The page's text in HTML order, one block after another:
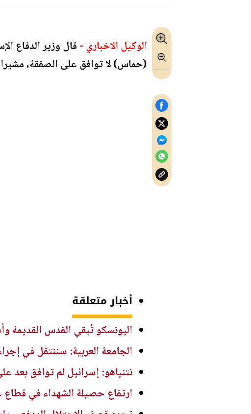
الوكيل الاخباري -قال وزير الدفاع
(حماس) لا توافق على الصفقة،
أخبار متعلقة
اليونسكو تُبقي القدس القديمة
الجامعة العربية: سننتقل في
نتنياهو: إسرائيل لم توافق بعد
ارتفاع حصيلة الشهداء في قطاع غزة إلى 73,381 والإصابات إلى